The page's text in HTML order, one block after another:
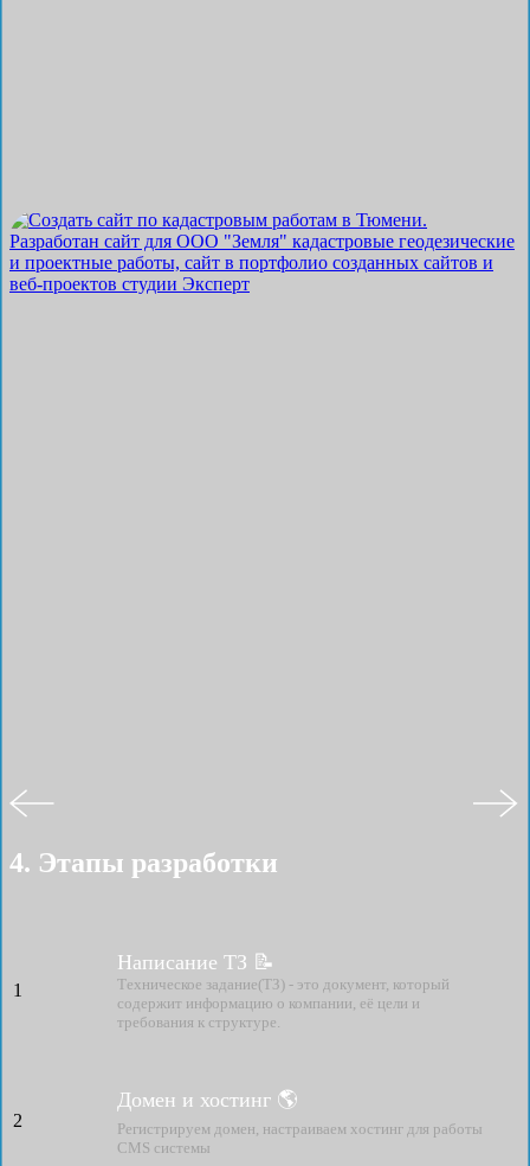
4. Этапы разработки
1
Написание ТЗ 📝
Техническое задание(ТЗ) - это документ, который
содержит информацию о компании, её цели и
требования к структуре.
2
Домен и хостинг 🌎
Регистрируем домен, настраиваем хостинг для работы
CMS системы